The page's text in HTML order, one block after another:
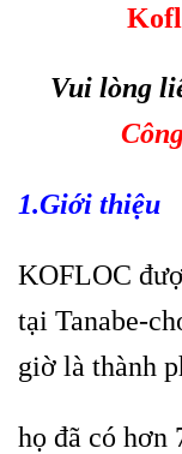
Vui lòng
1.Giới thiệu
KOFLOC
tại Tanabe-
giờ là thành
họ đã có hơn